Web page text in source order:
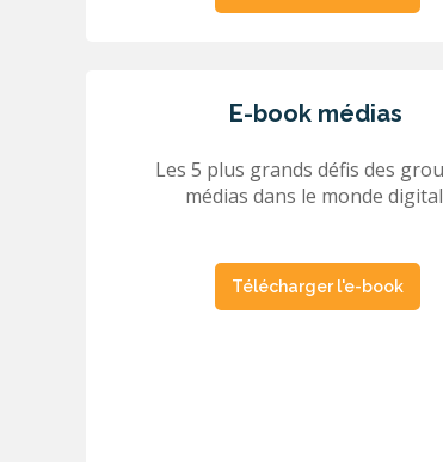
E-book médias
Les 5 plus grands défis des
médias dans le monde
Télécharger l'e-book